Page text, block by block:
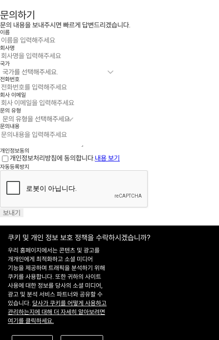
문의하기
문의 내용을 보내주시면 빠르게 답변드리겠습니다.
이름
회사명
국가
전화번호
회사 이메일
문의 유형
문의내용
개인정보동의
개인정보처리방침에 동의합니다. 내용 보기
자동등록방지
보내기
홈페이지 이용약관 ·
개인정보처리방침
ADDRESS : 대전 유성구 유성대로 1628번길 21 ㈜쎄트렉아이 3층
341-0401
Copyright 2025 SIIS. All rights reserved.
FAMILY SITE
Satrec Initiative
SI Analytics
ISO 9001:2015
쿠키 및 개인 정보 보호 정책을 수락하시겠습니까?
우리 홈페이지에서는 콘텐츠 및 광고를
개개인에게 최적화하고 소셜 미디어
기능을 제공하며 트래픽을 분석하기 위해
쿠키를 사용합니다. 또한 귀하의 사이트
사용에 대한 정보를 당사의 소셜 미디어,
광고 및 분석 서비스 파트너와 공유할 수
있습니다. 당사가 쿠키를 어떻게 사용하고
관리하는지에 대해 더 자세히 알아보려면
여기를 클릭하세요.